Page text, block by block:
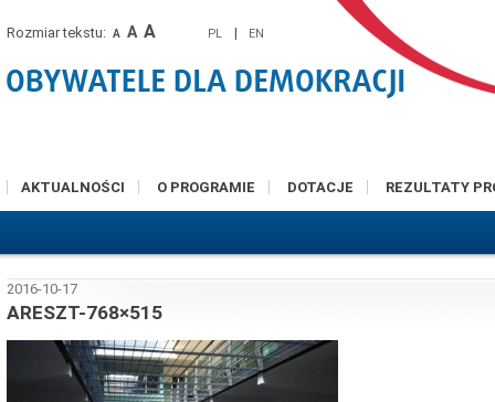
Rozmiar tekstu: A A A PL | EN
AKTUALNOŚCI O PROGRAMIE DOTACJE REZULTATY
2016-10-17
ARESZT-768×515